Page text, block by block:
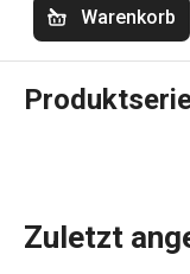
Warenkorb
Zuletzt